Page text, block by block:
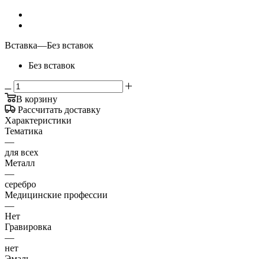
Вставка—Без вставок
Без вставок
В корзину
Рассчитать доставку
Характеристики
Тематика
—
для всех
Металл
—
серебро
Медицинские профессии
—
Нет
Гравировка
—
нет